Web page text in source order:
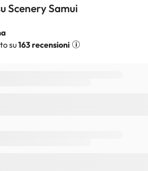
Scenery Samui
su163 recensioni